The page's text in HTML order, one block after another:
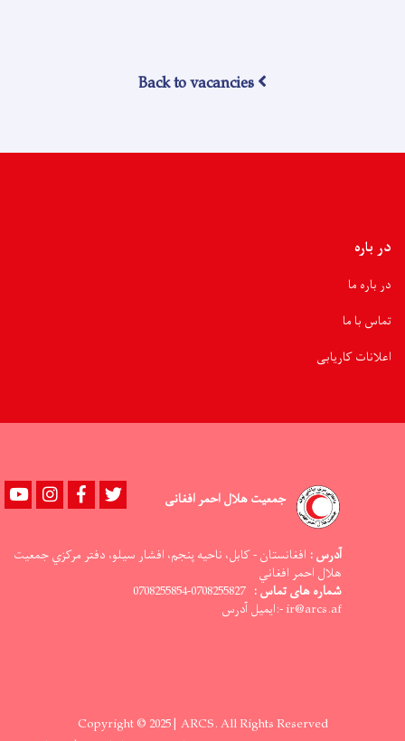
Back to vacancies
در باره
در باره ما
تماس با ما
اعلانات کاریابی
جمعیت هلال احمر افغانی YoutubeinstagramFacebook
آدرس : افغانستان - کابل، ناحيه پنجم، افشار سيلو، دفتر مرکزي جمعيت
هلال احمر افغاني
شماره های تماس : 0708255827-0708255854
ir@arcs.af -:ایمیل آدرس
Copyright © 2025 | ARCS. All Rights Reserved